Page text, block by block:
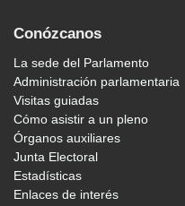
Conózcanos
La sede del Parlamento
Administración parlamentaria
Visitas guiadas
Cómo asistir a un pleno
Órganos auxiliares
Junta Electoral
Estadísticas
Enlaces de interés